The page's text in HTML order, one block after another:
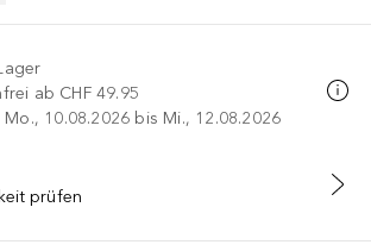
ab CHF 49.95
10.08.2026 bis Mi., 12.08.2026
IN DEN WARENKORB
prüfen